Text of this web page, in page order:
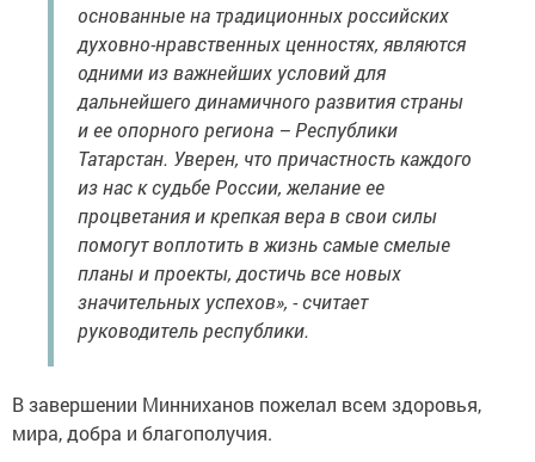
основанные на традиционных российских
духовно-нравственных ценностях, являются
одними из важнейших условий для
дальнейшего динамичного развития страны
и ее опорного региона – Республики
Татарстан. Уверен, что причастность каждого
из нас к судьбе России, желание ее
процветания и крепкая вера в свои силы
помогут воплотить в жизнь самые смелые
планы и проекты, достичь все новых
значительных успехов», - считает
руководитель республики.
В завершении Минниханов пожелал всем здоровья,
мира, добра и благополучия.